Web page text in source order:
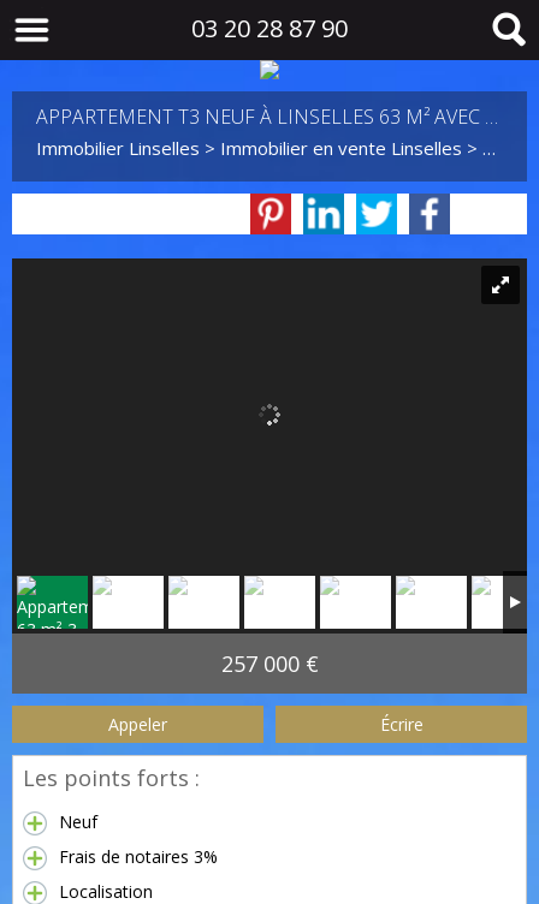
03 20 28 87 90
APPARTEMENT T3 NEUF À LINSELLES 63 M² AVEC BALCON ET PARKING
Immobilier Linselles > Immobilier en vente Linselles > T3 en
257 000 €
Appeler Écrire
Les points forts :
Neuf
Frais de notaires 3%
Localisation